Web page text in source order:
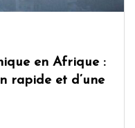
en Afrique :
rapide et d’une